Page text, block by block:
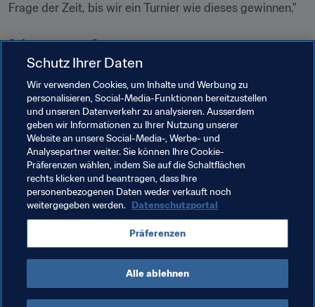
Frage der Zeit, bis wir ein Turnier wie dieses gewinnen."
Schon gewusst?
Turnier.2018 haben die Jugend-Nationalteams des
Landes erneut den europäischen Titel gewonnen, und
zwar sowohl auf U-19- als auch auf U-17-Ebene.
Verwandte Themen
Turniere
FIFA U-20-Frauen-Weltmeisterschaft Frankreich
2018
Schutz Ihrer Daten
Wir verwenden Cookies, um Inhalte und Werbung zu
personalisieren, Social-Media-Funktionen bereitzustellen
und unseren Datenverkehr zu analysieren. Ausserdem
geben wir Informationen zu Ihrer Nutzung unserer
Website an unsere Social-Media-, Werbe- und
Analysepartner weiter. Sie können Ihre Cookie-
Präferenzen wählen, indem Sie auf die Schaltflächen
rechts klicken und beantragen, dass Ihre
personenbezogenen Daten weder verkauft noch
weitergegeben werden. Datenschutzportal
Präferenzen
Alle ablehnen